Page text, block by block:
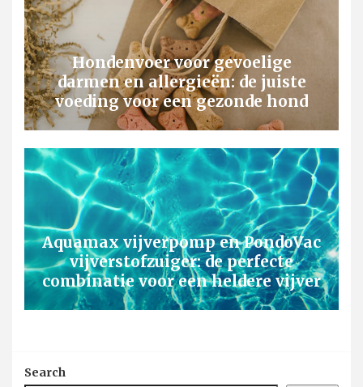
Hondenvoer voor gevoelige
darmen en allergieën: de juiste
voeding voor een gezonde hond
Aquamax vijverpomp en PondoVac
vijverstofzuiger: de perfecte
combinatie voor een heldere vijver
Search